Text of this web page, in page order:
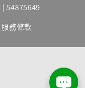
54875649
服務條款